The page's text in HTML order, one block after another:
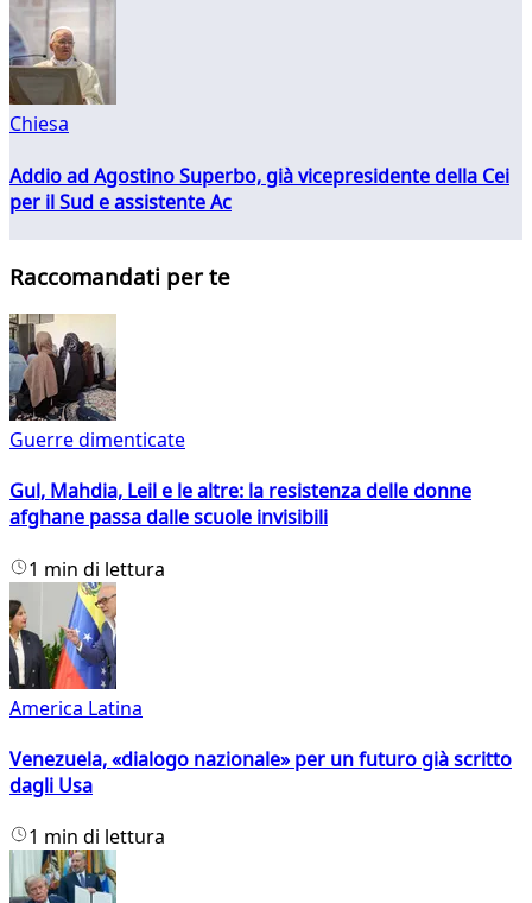
Chiesa
Addio ad Agostino Superbo, già vicepresidente della Cei
per il Sud e assistente Ac
Raccomandati per te
Guerre dimenticate
Gul, Mahdia, Leil e le altre: la resistenza delle donne
afghane passa dalle scuole invisibili
1 min di lettura
America Latina
Venezuela, «dialogo nazionale» per un futuro già scritto
dagli Usa
1 min di lettura